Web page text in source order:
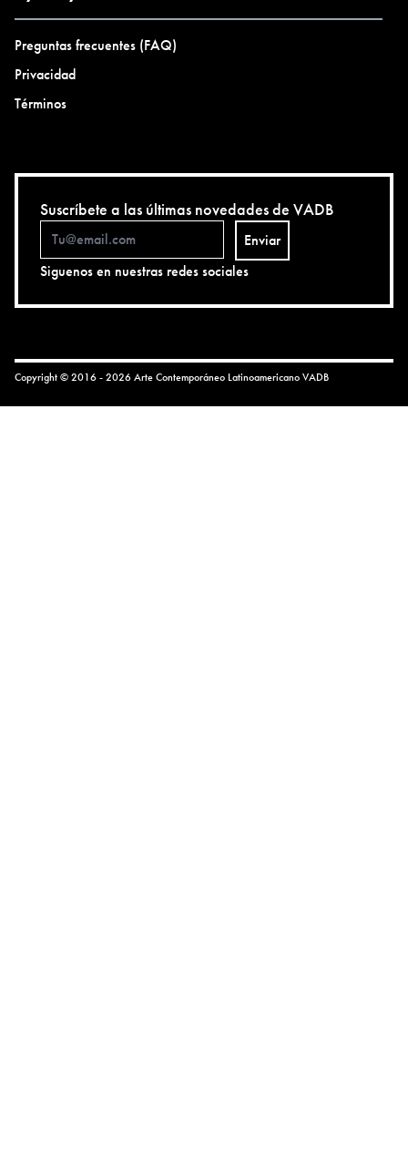
Preguntas frecuentes (FAQ)
Privacidad
Términos
Suscríbete a las últimas novedades de VADB
Enviar
Siguenos en nuestras redes sociales
Copyright © 2016 - 2026 Arte Contemporáneo LatinoamericanoVADB